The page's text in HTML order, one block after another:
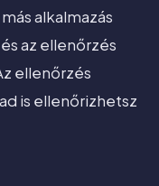
alkalmazás
az ellenőrzés
ellenőrzés
is ellenőrizhetsz